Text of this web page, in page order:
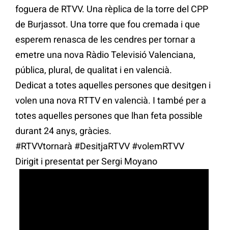
foguera de RTVV. Una rèplica de la torre del CPP
de Burjassot. Una torre que fou cremada i que
esperem renasca de les cendres per tornar a
emetre una nova Ràdio Televisió Valenciana,
pública, plural, de qualitat i en valencià.
Dedicat a totes aquelles persones que desitgen i
volen una nova RTTV en valencià. I també per a
totes aquelles persones que lhan feta possible
durant 24 anys, gràcies.
#RTVVtornarà #DesitjaRTVV #volemRTVV
Dirigit i presentat per Sergi Moyano